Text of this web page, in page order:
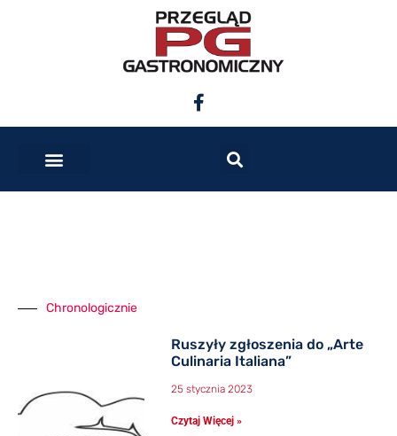
Chronologicznie
Ruszyły zgłoszenia do „Arte
Culinaria Italiana”
25 stycznia 2023
Czytaj Więcej »